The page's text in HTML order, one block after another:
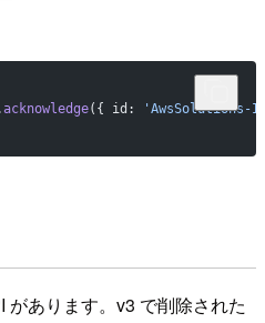
acknowledge({ id: 'AwsSolutions-
があります。v3 で削除された